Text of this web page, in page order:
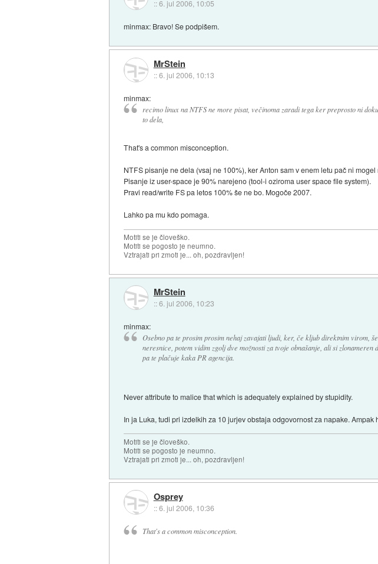
::6. jul 2006, 10:05
minmax: Bravo! Se podpišem.
MrStein
::6. jul 2006, 10:13
minmax:
recimo linux na NTFS ne more pisat, večinoma zaradi tega ker preprosto ni
to dela,
That's a common misconception.
NTFS pisanje ne dela (vsaj ne 100%), ker Anton sam v enem letu pač ni
Pisanje iz user-space je 90% narejeno (tool-i oziroma user space file system).
Pravi read/write FS pa letos 100% še ne bo. Mogoče 2007.
Lahko pa mu kdo pomaga.
Motiti se je človeško.
Motiti se pogosto je neumno.
Vztrajati pri zmoti je... oh, pozdravljen!
MrStein
::6. jul 2006, 10:23
minmax:
Osebno pa te prosim prosim nehaj zavajati ljudi, ker, če kljub direktnim virom,
neresnice, potem vidim zgolj dve možnosti za tvoje obnašanje, ali si zlonameren
pa te plačuje kaka PR agencija.
Never attribute to malice that which is adequately explained by stupidity.
In ja Luka, tudi pri izdelkih za 10 jurjev obstaja odgovornost za napake. Ampak
Motiti se je človeško.
Motiti se pogosto je neumno.
Vztrajati pri zmoti je... oh, pozdravljen!
Osprey
::6. jul 2006, 10:36
That's a common misconception.